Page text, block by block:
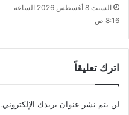
السبت 8 أغسطس 2026 الساعة
8:16 ص
اترك تعليقاً
لن يتم نشر عنوان بريدك الإلكتروني.